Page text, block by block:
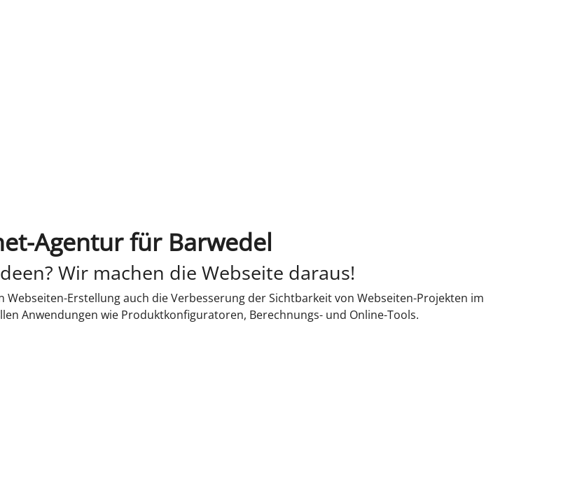
Agentur für Barwedel
Wir machen die Webseite daraus!
Erstellung auch die Verbesserung der Sichtbarkeit von Webseiten-Projekten im
Anwendungen wie Produktkonfiguratoren, Berechnungs- und Online-Tools.